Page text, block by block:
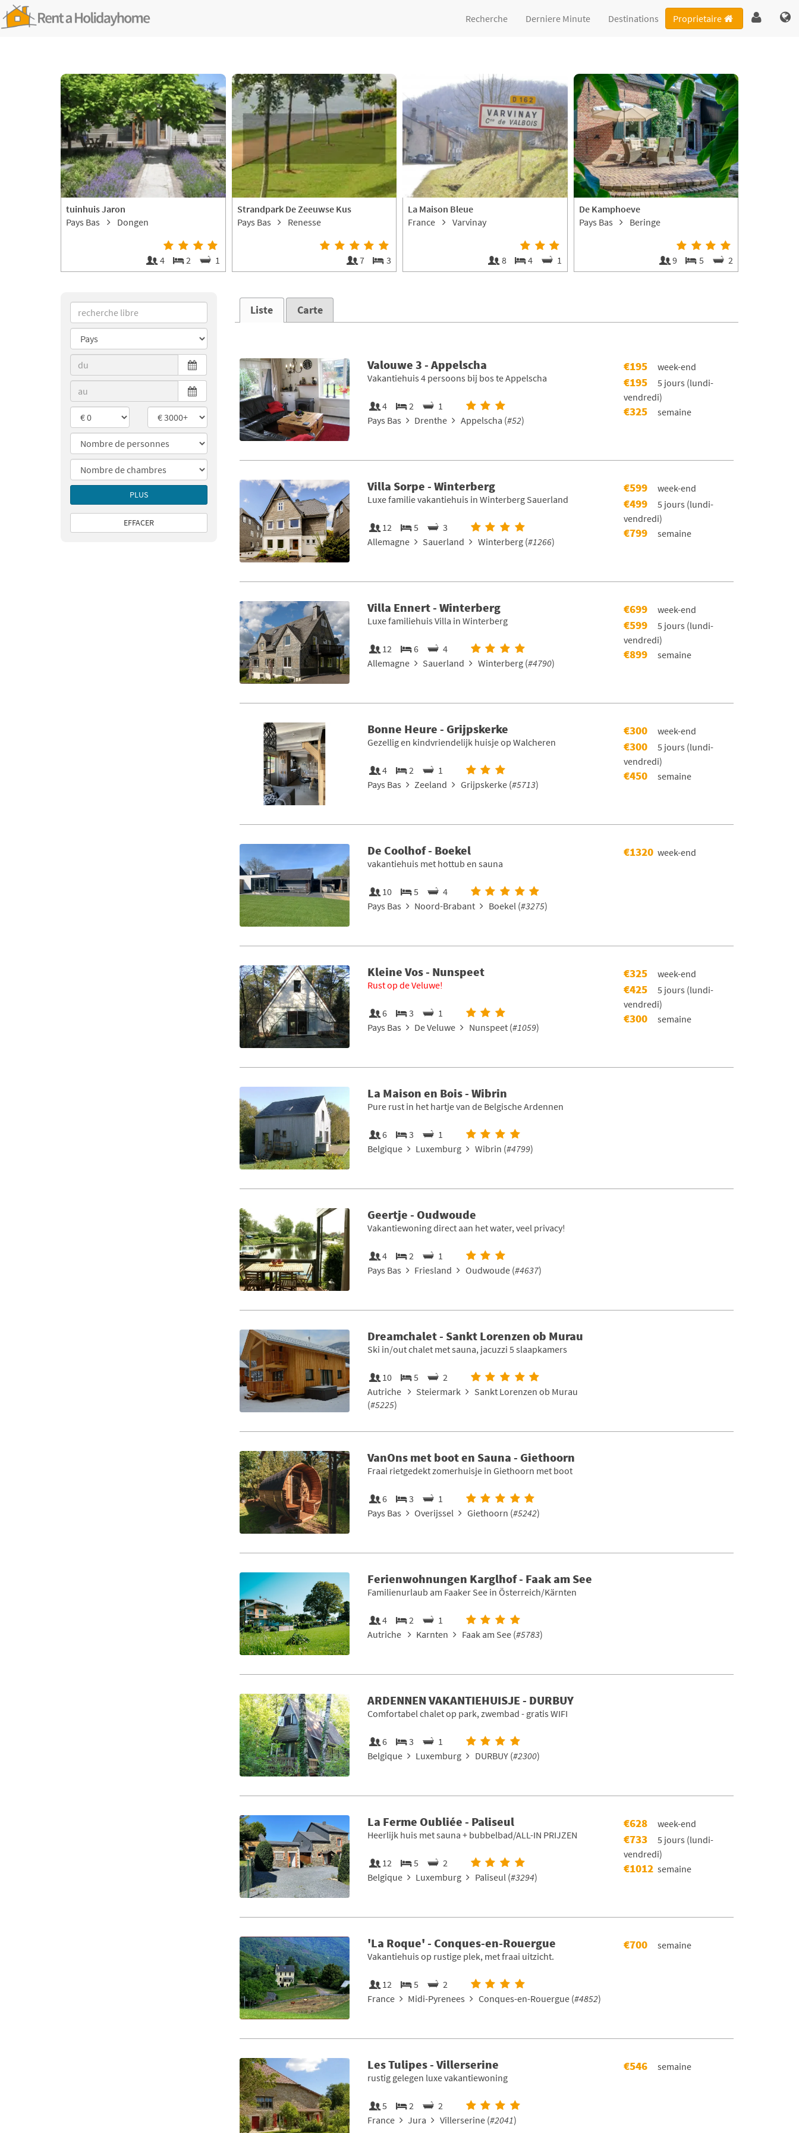
Proprietaire
Recherche Derniere Minute Destinations
tuinhuis Jaron
Pays Bas
Dongen
4 2 1
Strandpark De Zeeuwse Kus
Pays Bas
Renesse
7 3
La Maison Bleue
France
Varvinay
8 4 1
De Kamphoeve
Pays Bas
Beringe
9 5 2
PLUS
EFFACER
Liste Carte
Valouwe 3 - Appelscha
Vakantiehuis 4 persoons bij bos te Appelscha
4 2
1
Pays Bas
Drenthe Appelscha (#52)
€195 week-end
€195
5 jours (lundi-
vendredi)
€325 semaine
Villa Sorpe - Winterberg
Luxe familie vakantiehuis in Winterberg Sauerland
12 5
3
Allemagne
Sauerland Winterberg (#1266)
€599 week-end
€499
5 jours (lundi-
vendredi)
€799 semaine
Villa Ennert - Winterberg
Luxe familiehuis Villa in Winterberg
12 6
4
Allemagne
Sauerland Winterberg (#4790)
€699 week-end
€599
5 jours (lundi-
vendredi)
€899 semaine
Bonne Heure - Grijpskerke
Gezellig en kindvriendelijk huisje op Walcheren
4 2
1
Pays Bas
Zeeland Grijpskerke (#5713)
€300 week-end
€300
5 jours (lundi-
vendredi)
€450 semaine
De Coolhof - Boekel
vakantiehuis met hottub en sauna
10 5
4
Pays Bas
Noord-Brabant Boekel (#3275)
€1320 week-end
Kleine Vos - Nunspeet
Rust op de Veluwe!
6 3
1
Pays Bas
De Veluwe Nunspeet (#1059)
€325 week-end
€425
5 jours (lundi-
vendredi)
€300 semaine
La Maison en Bois - Wibrin
Pure rust in het hartje van de Belgische Ardennen
6 3
1
Belgique
Luxemburg Wibrin (#4799)
Geertje - Oudwoude
Vakantiewoning direct aan het water, veel privacy!
4 2
1
Pays Bas
Friesland Oudwoude (#4637)
Dreamchalet - Sankt Lorenzen ob Murau
Ski in/out chalet met sauna, jacuzzi 5 slaapkamers
10 5
2
Autriche
Steiermark
Sankt Lorenzen ob Murau
(#5225)
VanOns met boot en Sauna - Giethoorn
Fraai rietgedekt zomerhuisje in Giethoorn met boot
6 3
1
Pays Bas
Overijssel Giethoorn (#5242)
Ferienwohnungen Karglhof - Faak am See
Familienurlaub am Faaker See in Österreich/Kärnten
4 2
1
Autriche
Karnten Faak am See (#5783)
ARDENNEN VAKANTIEHUISJE - DURBUY
Comfortabel chalet op park, zwembad - gratis WIFI
6 3
1
Belgique
Luxemburg DURBUY (#2300)
La Ferme Oubliée - Paliseul
Heerlijk huis met sauna + bubbelbad/ALL-IN PRIJZEN
12 5
2
Belgique
Luxemburg Paliseul (#3294)
€628 week-end
€733
5 jours (lundi-
vendredi)
€1012 semaine
'La Roque' - Conques-en-Rouergue
Vakantiehuis op rustige plek, met fraai uitzicht.
12 5
2
France
Midi-Pyrenees Conques-en-Rouergue (#4852)
€700 semaine
Les Tulipes - Villerserine
rustig gelegen luxe vakantiewoning
5 2
2
France
Jura Villerserine (#2041)
€546 semaine